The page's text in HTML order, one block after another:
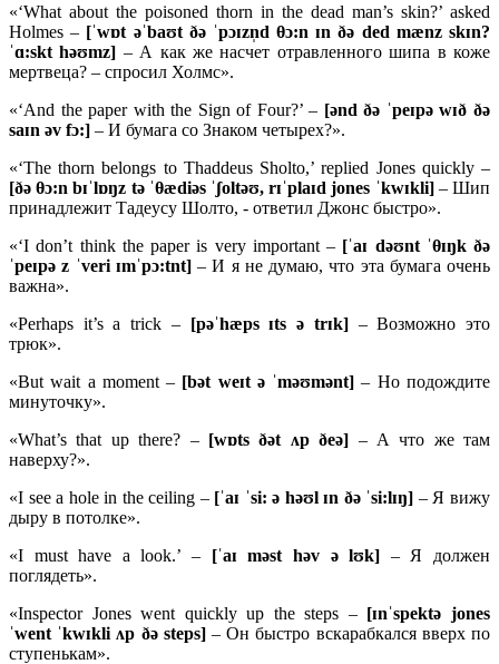
«‘What about the poisoned thorn in the dead man’s skin?’ asked
Holmes – [ˈwɒt əˈbaʊt ðə ˈpɔɪzn̩d θɔ:n ɪn ðə ded mænz skɪn?
ˈɑ:skthəʊmz] – А как же насчет отравленного шипа в коже
мертвеца? – спросил Холмс».
«‘And the paper with the Sign of Four?’ – [ənd ðə ˈpeɪpə wɪð ðə
saɪn əv fɔ:] – И бумага со Знаком четырех?».
«‘The thorn belongs to Thaddeus Sholto,’ replied Jones quickly –
[ðə θɔ:n bɪˈlɒŋz tə ˈθædiəs ˈʃoltəʊ, rɪˈplaɪd jones ˈkwɪkli] – Шип
принадлежит Тадеусу Шолто, - ответил Джонс быстро».
«‘I don’t think the paper is very important – [ˈaɪ dəʊnt ˈθɪŋk ðə
ˈpeɪpə z ˈveri ɪmˈpɔ:tnt] – И я не думаю, что эта бумага очень
важна».
«Perhaps it’s a trick – [pəˈhæps ɪts ə trɪk] – Возможно это
трюк».
«But wait a moment – [bət weɪt ə ˈməʊmənt]– Но подождите
минуточку».
«What’s that up there? – [wɒts ðət ʌp ðeə] – А что же там
наверху?».
«I see a hole in the ceiling – [ˈaɪ ˈsi: ə həʊl ɪn ðə ˈsi:lɪŋ] – Я вижу
дыру в потолке».
«I must have a look.’ – [ˈaɪ məst həv ə lʊk] – Я должен
поглядеть».
«Inspector Jones went quickly up the steps – [ɪnˈspektə jones
ˈwent ˈkwɪkli ʌp ðə steps] – Он быстро вскарабкался вверх по
ступенькам».